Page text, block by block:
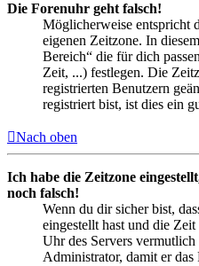
Die Forenuhr geht falsch!
Möglicherweise entspricht
eigenen Zeitzone. In
Bereich“ die für dich
Zeit, ...) festlegen. Die
registrierten Benutzern
registriert bist, ist dies ein
Nach oben
Ich habe die Zeitzone
noch falsch!
Wenn du dir sicher bist,
eingestellt hast und die
Uhr des Servers
Administrator, damit er das